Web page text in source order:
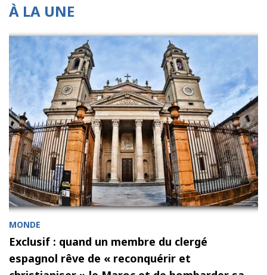
À LA UNE
MONDE
Exclusif : quand un membre du clergé
espagnol rêve de « reconquérir et